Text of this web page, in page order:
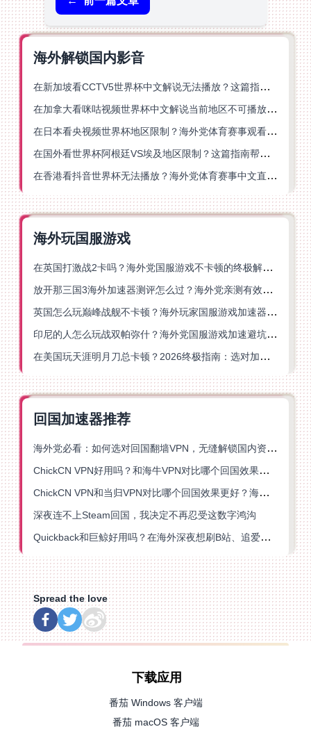
海外解锁国内影音
在新加坡看CCTV5世界杯中文解说无法播放？这篇指南帮你解锁海外体育直播自由
在加拿大看咪咕视频世界杯中文解说当前地区不可播放？这篇指南帮你一键解决
在日本看央视频世界杯地区限制？海外党体育赛事观看终极指南
在国外看世界杯阿根廷VS埃及地区限制？这篇指南帮你搞定中文直播+解说
在香港看抖音世界杯无法播放？海外党体育赛事中文直播终极指南
海外玩国服游戏
在英国打激战2卡吗？海外党国服游戏不卡顿的终极解决方案
放开那三国3海外加速器测评怎么过？海外党亲测有效的国服游戏加速指南
英国怎么玩巅峰战舰不卡顿？海外玩家国服游戏加速器终极指南
印尼的人怎么玩战双帕弥什？海外党国服游戏加速避坑指南
在美国玩天涯明月刀总卡顿？2026终极指南：选对加速器让你丝滑连招
回国加速器推荐
海外党必看：如何选对回国翻墙VPN，无缝解锁国内资源？
ChickCN VPN好用吗？和海牛VPN对比哪个回国效果更好？
ChickCN VPN和当归VPN对比哪个回国效果更好？海外党亲测后选了它
深夜连不上Steam回国，我决定不再忍受这数字鸿沟
Quickback和巨鲸好用吗？在海外深夜想刷B站、追爱奇艺的你，或许正需要这份答案
Spread the love
下载应用
番茄 Windows 客户端
番茄 macOS 客户端